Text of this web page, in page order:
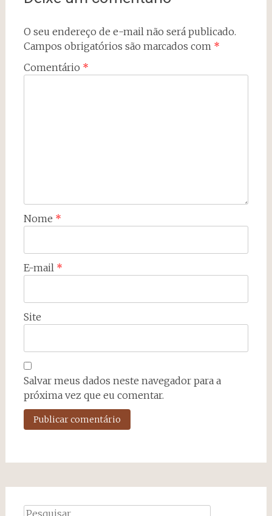
O seu endereço de e-mail não será publicado.
Campos obrigatórios são marcados com *
Comentário *
Nome *
E-mail *
Site
Salvar meus dados neste navegador para a
próxima vez que eu comentar.
Pesquisar